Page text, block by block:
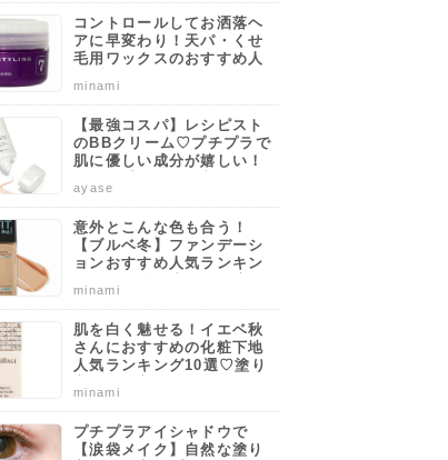
6
コントロールしてお洒落ヘ
アに早変わり！天パ・くせ
毛用ワックスのおすすめ人
♡使い方や選び方のポイン
minami
【最強コスパ】レシピスト
のBBクリーム♡プチプラで
肌に優しい成分が嬉しい！
らカバーしよう。
ayase
意外とこんな色も合う！
【ブルベ冬】ファンデーシ
ョンおすすめ人気ランキン
ポイントも解説！
minami
肌を白く魅せる！イエベ秋
さんにおすすめの化粧下地
人気ランキング10選♡塗り
説！
minami
プチプラアイシャドウで
【涙袋メイク】自然な塗り